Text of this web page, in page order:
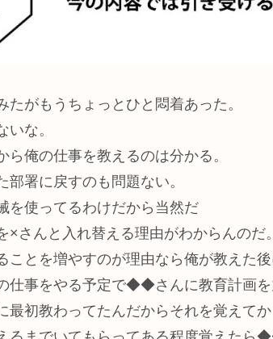
たがもうちょっとひと悶着あった。
いな。
ら俺の仕事を教えるのは分かる。
署に戻すのも問題ない。
を使ってるわけだから当然だ
×さんと入れ替える理由がわからんのだ。
ことを増やすのが理由なら俺が教えた
事をやる予定で◆◆さんに教育計画を
初教わってたんだからそれを覚えてか